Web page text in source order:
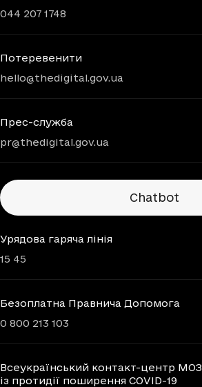
044 207 1748
Потеревенити
hello@thedigital.gov.ua
Прес-служба
pr@thedigital.gov.ua
Chatbots
Chatbot
Урядова гаряча лінія
15 45
Безоплатна Правнича Допомога
0 800 213 103
Всеукраїнський контакт-центр МОЗ
із протидії поширення COVID-19